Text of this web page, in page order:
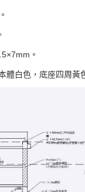
。
體白色，底座四周黃